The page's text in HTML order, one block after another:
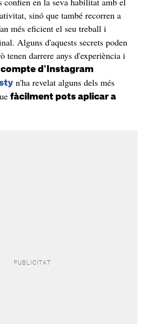
sinó que també recorren a
més eficient el seu treball i
Alguns d'aquests secrets poden
tenen darrere anys d'experiència i
compte d'Instagram
n'ha revelat alguns dels més
fàcilment pots aplicar a